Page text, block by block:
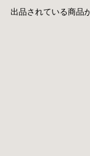
出品されている商品